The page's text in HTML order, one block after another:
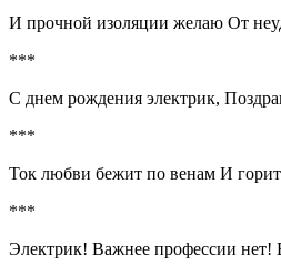
И прочной изоляции желаю От
***
С днем рождения электрик,
***
Ток любви бежит по венам И горит
***
Электрик! Важнее профессии нет!